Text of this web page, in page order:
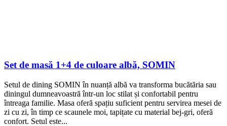
Set de masă 1+4 de culoare albă, SOMIN
Setul de dining SOMIN în nuanță albă va transforma bucătăria sau
diningul dumneavoastră într-un loc stilat și confortabil pentru
întreaga familie. Masa oferă spațiu suficient pentru servirea mesei de
zi cu zi, în timp ce scaunele moi, tapițate cu material bej-gri, oferă
confort. Setul este...